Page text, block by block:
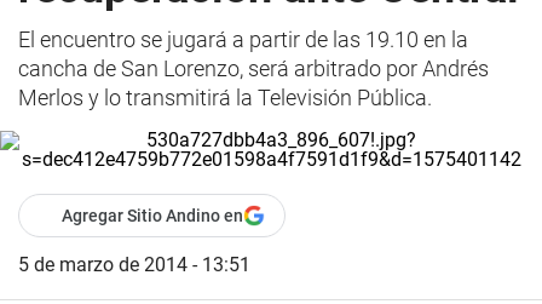
El encuentro se jugará a partir de las 19.10 en la
cancha de San Lorenzo, será arbitrado por Andrés
Merlos y lo transmitirá la Televisión Pública.
Agregar Sitio Andino en
5 de marzo de 2014 - 13:51